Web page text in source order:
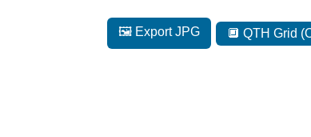
🖼️ Export JPG 🔲 QTH Grid